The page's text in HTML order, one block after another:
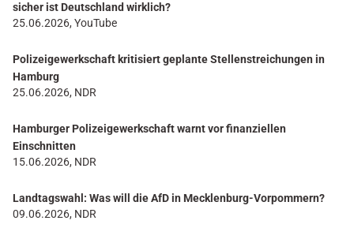
sicher ist Deutschland wirklich?
25.06.2026, YouTube
Polizeigewerkschaft kritisiert geplante Stellenstreichungen in
Hamburg
25.06.2026, NDR
Hamburger Polizeigewerkschaft warnt vor finanziellen
Einschnitten
15.06.2026, NDR
Landtagswahl: Was will die AfD in Mecklenburg-Vorpommern?
09.06.2026, NDR